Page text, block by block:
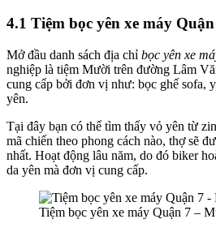
4.1 Tiệm bọc yên xe máy
Mở đầu danh sách địa chỉ bọc yên xe
nghiệp là tiệm Mười trên đường Lâm
cung cấp bởi đơn vị như: bọc ghế sofa,
yên.
Tại đây bạn có thể tìm thấy vỏ yên từ
mã chiến theo phong cách nào, thợ sẽ
nhất. Hoạt động lâu năm, do đó biker
da yên mà đơn vị cung cấp.
Tiệm bọc yên xe máy Quận 7 –